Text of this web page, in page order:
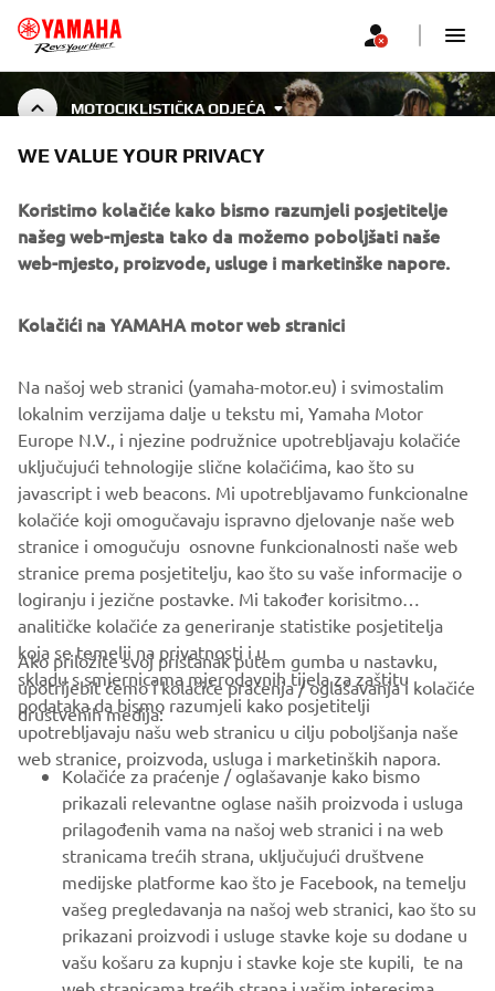
MOTOCIKLISTIČKA ODJEĆA
RIDING GEAR
MORE YAMAHA
SUPPORT
BILTEN
Budite prvi koji će saznati o najnovijim ponudama, posebnim
događajima, novim izdanjima i još mnogo toga
PRETPLATITE SE
Pročitajte našu Politiku privatnosti kako biste saznali kako
obrađujemo vaše osobne podatke:Pravila o Zaštiti Privatnosti
Croatia (Croatian)
WE VALUE YOUR PRIVACY
Koristimo kolačiće kako bismo razumjeli posjetitelje
našeg web-mjesta tako da možemo poboljšati naše
web-mjesto, proizvode, usluge i marketinške napore.
Kolačići na YAMAHA motor web stranici
Na našoj web stranici (yamaha-motor.eu) i svimostalim
lokalnim verzijama dalje u tekstu mi, Yamaha Motor
Europe N.V., i njezine podružnice upotrebljavaju kolačiće
uključujući tehnologije slične kolačićima, kao što su
javascript i web beacons. Mi upotrebljavamo funkcionalne
kolačiće koji omogučavaju ispravno djelovanje naše web
stranice i omogučuju osnovne funkcionalnosti naše web
stranice prema posjetitelju, kao što su vaše informacije o
logiranju i jezične postavke. Mi također korisitmo
analitičke kolačiće za generiranje statistike posjetitelja
koja se temelji na privatnosti i u
skladu s smjernicama mjerodavnih tijela za zaštitu
podataka da bismo razumjeli kako posjetitelji
upotrebljavaju našu web stranicu u cilju poboljšanja naše
web stranice, proizvoda, usluga i marketinških napora.
Ako priložite svoj pristanak putem gumba u nastavku,
upotrijebit ćemo i kolačiće praćenja / oglašavanja i kolačiće
društvenih medija:
Kolačiće za praćenje / oglašavanje kako bismo
prikazali relevantne oglase naših proizvoda i usluga
prilagođenih vama na našoj web stranici i na web
stranicama trećih strana, uključujući društvene
medijske platforme kao što je Facebook, na temelju
vašeg pregledavanja na našoj web stranici, kao što su
prikazani proizvodi i usluge stavke koje su dodane u
vašu košaru za kupnju i stavke koje ste kupili, te na